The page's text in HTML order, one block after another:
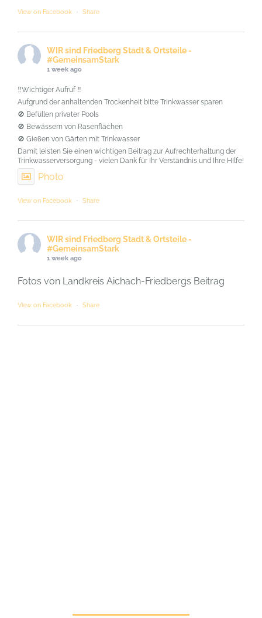
View on Facebook · Share
WIR sind Friedberg Stadt & Ortsteile -
#GemeinsamStark
1 week ago
‼️Wichtiger Aufruf ‼️
Aufgrund der anhaltenden Trockenheit bitte Trinkwasser sparen
🚫 Befüllen privater Pools
🚫 Bewässern von Rasenflächen
🚫 Gießen von Gärten mit Trinkwasser
Damit leisten Sie einen wichtigen Beitrag zur Aufrechterhaltung der
Trinkwasserversorgung - vielen Dank für Ihr Verständnis und Ihre HIlfe!
Photo
View on Facebook · Share
WIR sind Friedberg Stadt & Ortsteile -
#GemeinsamStark
1 week ago
Fotos von Landkreis Aichach-Friedbergs Beitrag
View on Facebook · Share